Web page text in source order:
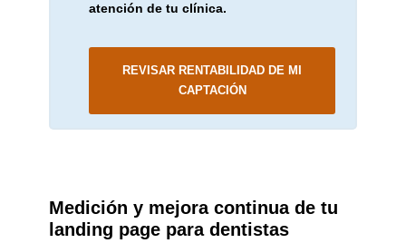
atención de tu clínica.
REVISAR RENTABILIDAD DE MI
CAPTACIÓN
Medición y mejora continua de tu
landing page para dentistas